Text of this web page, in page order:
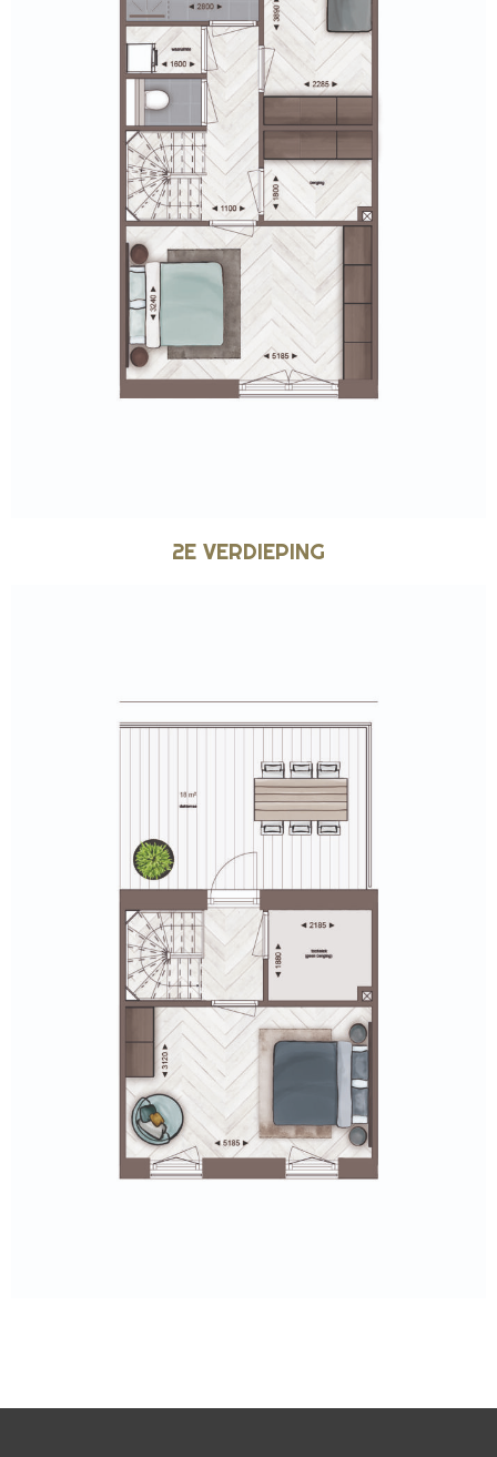
2E VERDIEPING